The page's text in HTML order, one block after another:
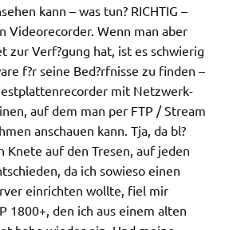
kann – was tun? RICHTIG –
Videorecorder. Wenn man aber
zur Verf?gung hat, ist es schwierig
f?r seine Bed?rfnisse zu finden –
mit Netzwerk-
auf dem man per FTP / Stream
anschauen kann. Tja, da bl?
Knete auf den Tresen, auf jeden
da ich sowieso einen
einrichten wollte, fiel mir
1800+, den ich aus einem alten